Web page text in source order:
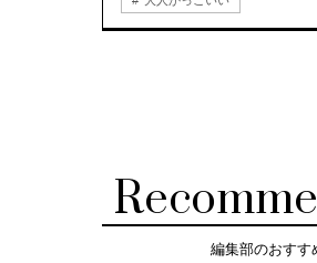
編集部のおすす